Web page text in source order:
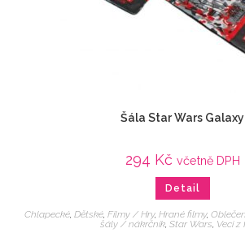
Šála Star Wars Galaxy
294 Kč včetně DPH
Detail
Chlapecké, Dětské, Filmy / Hry, Hrané filmy,
šály / nákrčník, Star Wars, Veci z